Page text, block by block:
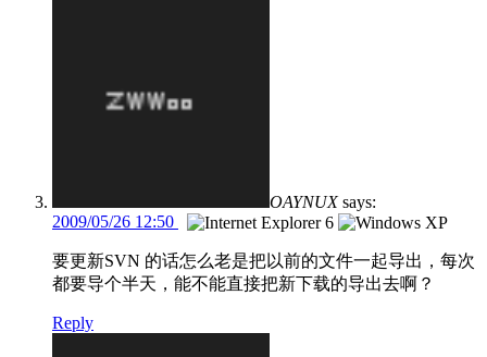
OAYNUX says:
2009/05/26 12:50
要更新SVN 的话怎么老是把以前的文件一起导出，每次
都要导个半天，能不能直接把新下载的导出去啊？
Reply